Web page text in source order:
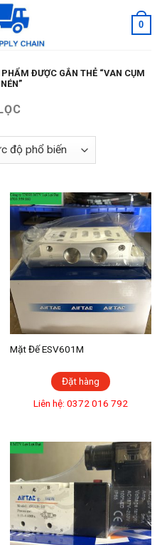
0
PHẨM ĐƯỢC GẮN THẺ “VAN CỤM
Mặt Đế ESV601M
Đặt hàng
Liên hệ: 0372 016 792